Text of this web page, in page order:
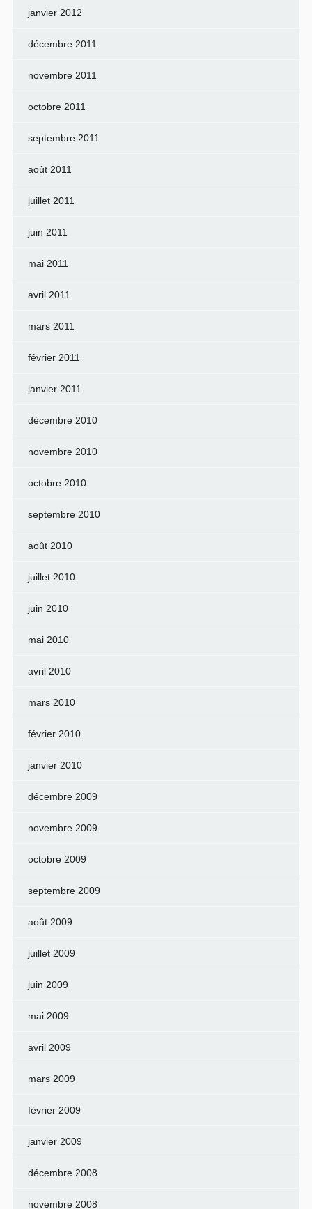
janvier 2012
décembre 2011
novembre 2011
octobre 2011
septembre 2011
août 2011
juillet 2011
juin 2011
mai 2011
avril 2011
mars 2011
février 2011
janvier 2011
décembre 2010
novembre 2010
octobre 2010
septembre 2010
août 2010
juillet 2010
juin 2010
mai 2010
avril 2010
mars 2010
février 2010
janvier 2010
décembre 2009
novembre 2009
octobre 2009
septembre 2009
août 2009
juillet 2009
juin 2009
mai 2009
avril 2009
mars 2009
février 2009
janvier 2009
décembre 2008
novembre 2008